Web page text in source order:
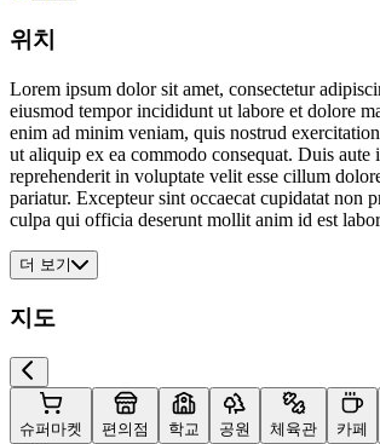
위치
Lorem ipsum dolor sit amet, consectetur
eiusmod tempor incididunt ut labore et dolore
enim ad minim veniam, quis nostrud
ut aliquip ex ea commodo consequat. Duis aute
reprehenderit in voluptate velit esse cillum
pariatur. Excepteur sint occaecat cupidatat non
culpa qui officia deserunt mollit anim id est
더 보기
지도
슈퍼마켓 편의점 학교 공원 체육관 카페